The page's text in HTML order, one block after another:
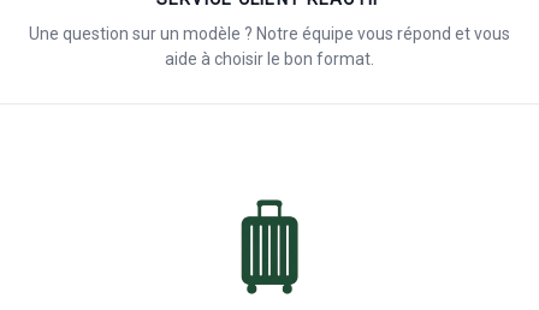
Une question sur un modèle ? Notre équipe vous répond et vous
aide à choisir le bon format.